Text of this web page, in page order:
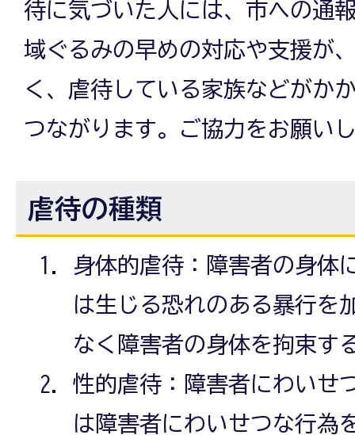
待に気づいた人には、市への通
域ぐるみの早めの対応や支援が
く、虐待している家族などがか
つながります。ご協力をお願い
虐待の種類
身体的虐待：障害者の身体
は生じる恐れのある暴行を
なく障害者の身体を拘束す
性的虐待：障害者にわいせ
は障害者にわいせつな行為